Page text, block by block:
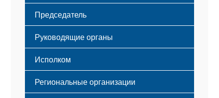
Структура
Мероприятия
Флаг
Герб
Гимн
Председатель
Руководящие органы
Исполком
Региональные организации